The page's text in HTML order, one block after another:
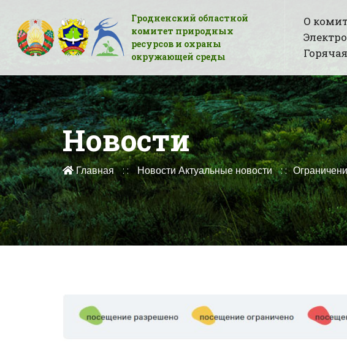
Гродненский областной
комитет природных
ресурсов и охраны
окружающей среды
О
Новости
Главная НовостиАктуальные новости